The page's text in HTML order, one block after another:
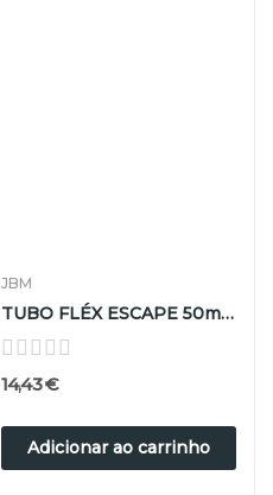
JBM
TUBO FLÉX ESCAPE 50mm D X 200mm L
14,43 €
Adicionar ao carrinho